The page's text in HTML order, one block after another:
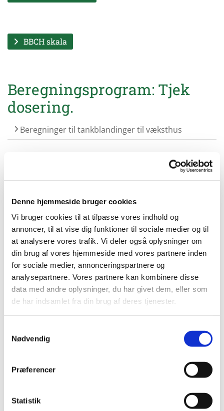
Denne hjemmeside bruger cookies
Vi bruger cookies til at tilpasse vores indhold og
annoncer, til at vise dig funktioner til sociale medier og til
at analysere vores trafik. Vi deler også oplysninger om
din brug af vores hjemmeside med vores partnere inden
for sociale medier, annonceringspartnere og
analysepartnere. Vores partnere kan kombinere disse
data med andre oplysninger, du har givet dem, eller som
de har indsamlet fra din brug af deres tjenester.
Nødvendig
Præferencer
Statistik
BBCH skala
Beregningsprogram: Tjek
dosering.
Beregninger til tankblandinger til væksthus
Kontakt:
Helle tager sig hovedsagelig af Frilandsgrønsager, Frugt &
Bær og Prydplanter,
Niels tager sig hovedsagelig af Planteskoler og
Væksthusgrønsager.